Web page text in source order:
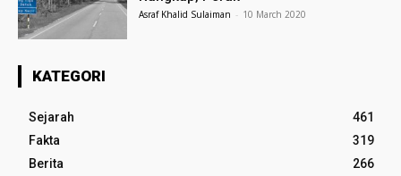
Asraf Khalid Sulaiman - 10 March 2020
KATEGORI
Sejarah
461
Fakta
319
Berita
266